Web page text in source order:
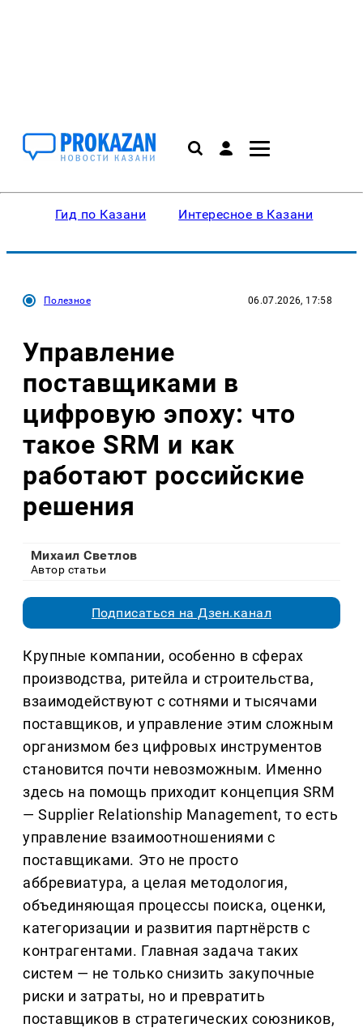
Гид по Казани Интересное в Казани
Полезное 06.07.2026, 17:58
Управление
поставщиками в
цифровую эпоху: что
такое SRM и как
работают российские
решения
Михаил Светлов
Автор статьи
Подписаться на Дзен.канал
Крупные компании, особенно в сферах
производства, ритейла и строительства,
взаимодействуют с сотнями и тысячами
поставщиков, и управление этим сложным
организмом без цифровых инструментов
становится почти невозможным. Именно
здесь на помощь приходит концепция SRM
— Supplier Relationship Management, то есть
управление взаимоотношениями с
поставщиками. Это не просто
аббревиатура, а целая методология,
объединяющая процессы поиска, оценки,
категоризации и развития партнёрств с
контрагентами. Главная задача таких
систем — не только снизить закупочные
риски и затраты, но и превратить
поставщиков в стратегических союзников,